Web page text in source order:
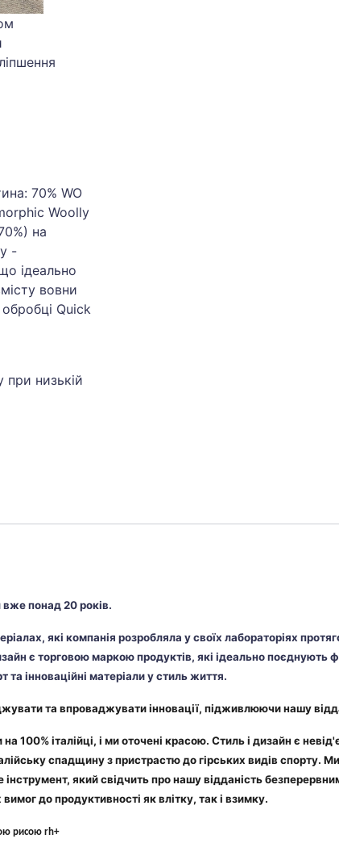
70% WO
Woolly
на
-
ідеально
вовни
Quick
при низькій
понад 20 років.
які компанія розробляла у своїх лабораторіях
є торговою маркою продуктів, які ідеально поєднують
та інноваційні матеріали у стиль життя.
та впроваджувати інновації, підживлюючи нашу
італійці, і ми оточені красою. Стиль і дизайн є
спадщину з пристрастю до гірських видів спорту.
який свідчить про нашу відданість
до продуктивності як влітку, так і взимку.
рисою rh+